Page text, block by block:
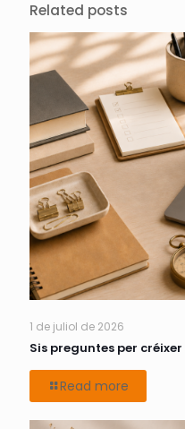
Related posts
1 de juliol de 2026
Sis preguntes per
Read more